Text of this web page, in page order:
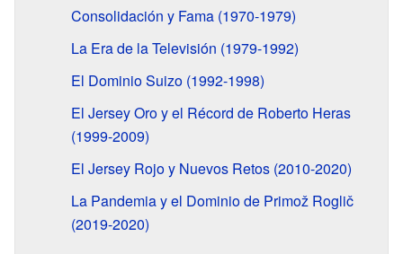
Consolidación y Fama (1970-1979)
La Era de la Televisión (1979-1992)
El Dominio Suizo (1992-1998)
El Jersey Oro y el Récord de Roberto Heras
(1999-2009)
El Jersey Rojo y Nuevos Retos (2010-2020)
La Pandemia y el Dominio de Primož Roglič
(2019-2020)